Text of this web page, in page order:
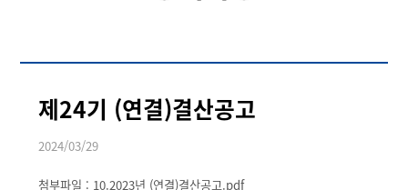
제24기 (연결)결산공고
2024/03/29
첨부파일 : 10.2023년 (연결)결산공고.pdf